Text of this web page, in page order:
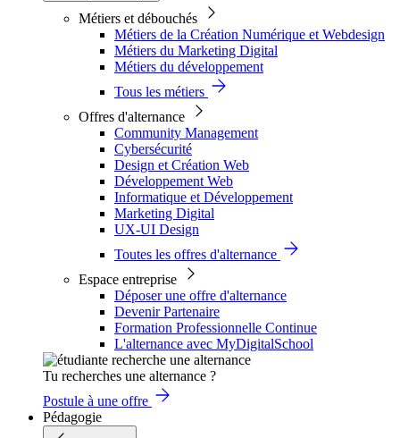
Métiers et débouchés
Métiers de la Création Numérique et Webdesign
Métiers du Marketing Digital
Métiers du développement
Tous les métiers
Offres d'alternance
Community Management
Cybersécurité
Design et Création Web
Développement Web
Informatique et Développement
Marketing Digital
UX-UI Design
Toutes les offres d'alternance
Espace entreprise
Déposer une offre d'alternance
Devenir Partenaire
Formation Professionnelle Continue
L'alternance avec MyDigitalSchool
Tu recherches une alternance ?
Postule à une offre
Pédagogie